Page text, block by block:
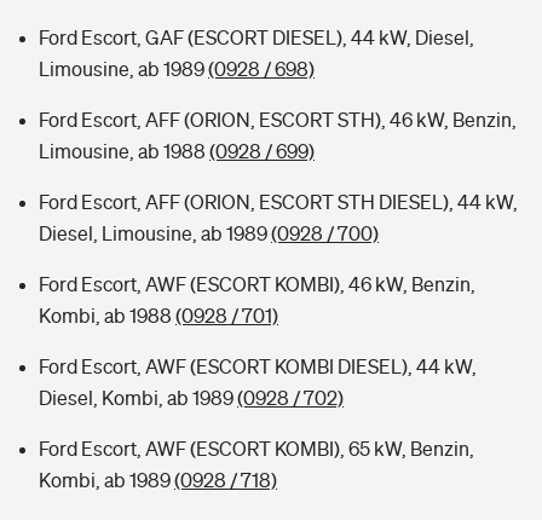
Ford Escort, GAF (ESCORT DIESEL), 44 kW, Diesel,
Limousine, ab 1989(0928 / 698)
Ford Escort, AFF (ORION, ESCORT STH), 46 kW, Benzin,
Limousine, ab 1988 (0928 / 699)
Ford Escort, AFF (ORION, ESCORT STH DIESEL), 44 kW,
Diesel, Limousine, ab 1989(0928 / 700)
Ford Escort, AWF (ESCORT KOMBI), 46 kW, Benzin,
Kombi, ab 1988 (0928 / 701)
Ford Escort, AWF (ESCORT KOMBI DIESEL), 44 kW,
Diesel, Kombi, ab 1989(0928 / 702)
Ford Escort, AWF (ESCORT KOMBI), 65 kW, Benzin,
Kombi, ab 1989(0928 / 718)